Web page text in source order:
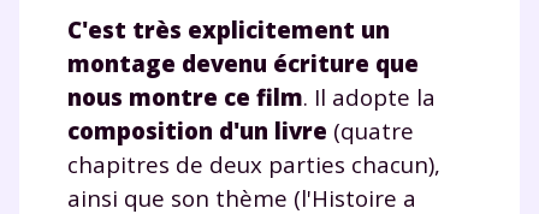
C'est très explicitement un
montage devenu écriture que
nous montre ce film. Il adopte la
composition d'un livre (quatre
chapitres de deux parties chacun),
ainsi que son thème (l'Histoire a